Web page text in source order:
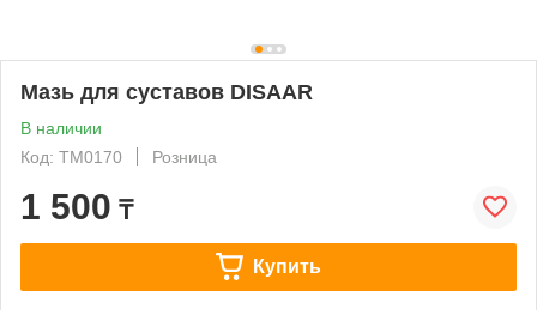
Мазь для суставов DISAAR
В наличии
Код: ТМ0170
Розница
1 500 ₸
Купить